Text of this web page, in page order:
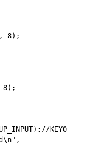
8);
8);
KEY0